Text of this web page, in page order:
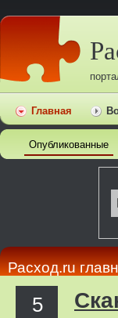
Главная
Опубликованные
Расход.ru
5